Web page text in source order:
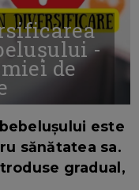
-
de
este
sănătatea sa.
gradual,